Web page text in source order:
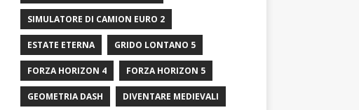
SIMULATORE DI CAMION EURO 2
ESTATE ETERNA GRIDO LONTANO 5
FORZA HORIZON 4 FORZA HORIZON 5
GEOMETRIA DASH DIVENTARE MEDIEVALI